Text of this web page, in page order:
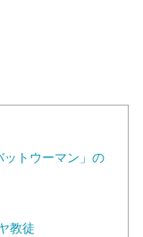
トウーマン」の
教徒